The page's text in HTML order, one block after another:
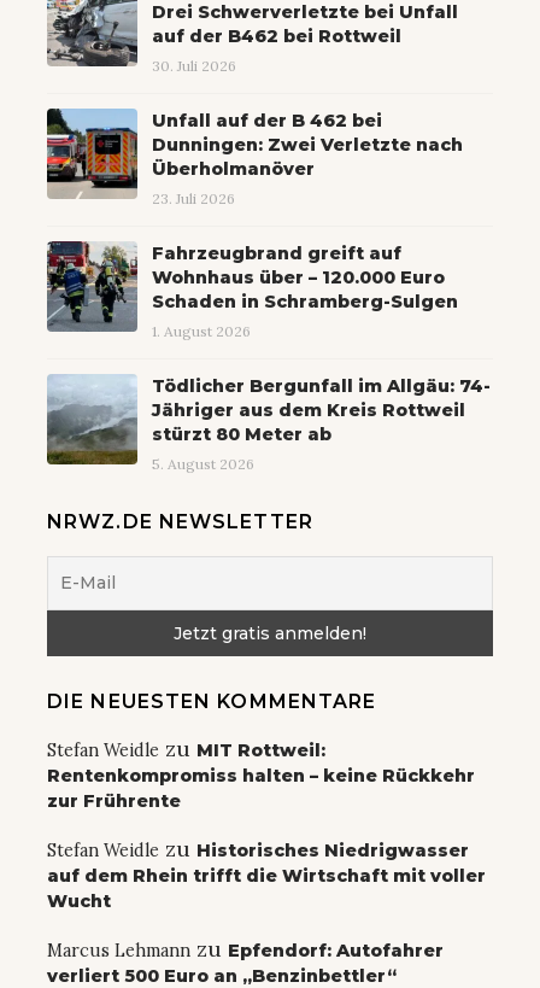
Drei Schwerverletzte bei Unfall
auf der B462 bei Rottweil
30. Juli 2026
Unfall auf der B 462 bei
Dunningen: Zwei Verletzte nach
Überholmanöver
23. Juli 2026
Fahrzeugbrand greift auf
Wohnhaus über – 120.000 Euro
Schaden in Schramberg-Sulgen
1. August 2026
Tödlicher Bergunfall im Allgäu: 74-
Jähriger aus dem Kreis Rottweil
stürzt 80 Meter ab
5. August 2026
NRWZ.DE NEWSLETTER
DIE NEUESTEN KOMMENTARE
Stefan Weidle zu MIT Rottweil:
Rentenkompromiss halten – keine Rückkehr
zur Frührente
Stefan Weidle zu Historisches Niedrigwasser
auf dem Rhein trifft die Wirtschaft mit voller
Wucht
Marcus Lehmann zu Epfendorf: Autofahrer
verliert 500 Euro an „Benzinbettler“